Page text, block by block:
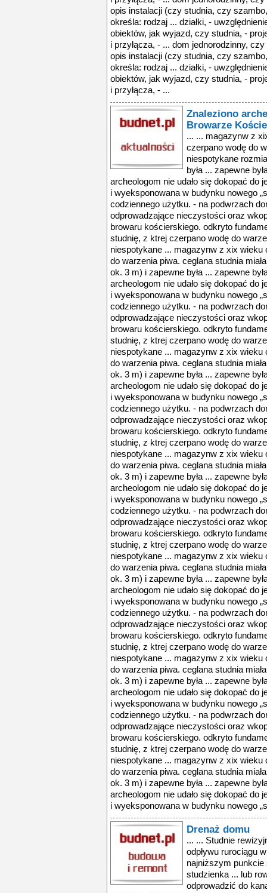
opis instalacji (czy studnia, czy
określa: rodzaj ... działki, -
obiektów, jak wyjazd, czy studnia, -
i przyłącza, - ... dom jednorodzinny,
opis instalacji (czy studnia, czy
określa: rodzaj ... działki, -
obiektów, jak wyjazd, czy studnia, -
i przyłącza, - ...
Znaleziono
Browarze
... ... magazynw z
czerpano wodę do
niespotykane
była ... zapewne
archeologom nie udało się dokopać do
i wyeksponowana w budynku nowego
codziennego użytku. - na podwrzach
odprowadzające nieczystości oraz
browaru kościerskiego. odkryto
studnię, z ktrej czerpano wodę do
niespotykane ... magazynw z xix
do warzenia piwa. ceglana studnia
ok. 3 m) i zapewne była ... zapewne
archeologom nie udało się dokopać do
i wyeksponowana w budynku nowego
codziennego użytku. - na podwrzach
odprowadzające nieczystości oraz
browaru kościerskiego. odkryto
studnię, z ktrej czerpano wodę do
niespotykane ... magazynw z xix
do warzenia piwa. ceglana studnia
ok. 3 m) i zapewne była ... zapewne
archeologom nie udało się dokopać do
i wyeksponowana w budynku nowego
codziennego użytku. - na podwrzach
odprowadzające nieczystości oraz
browaru kościerskiego. odkryto
studnię, z ktrej czerpano wodę do
niespotykane ... magazynw z xix
do warzenia piwa. ceglana studnia
ok. 3 m) i zapewne była ... zapewne
archeologom nie udało się dokopać do
i wyeksponowana w budynku nowego
codziennego użytku. - na podwrzach
odprowadzające nieczystości oraz
browaru kościerskiego. odkryto
studnię, z ktrej czerpano wodę do
niespotykane ... magazynw z xix
do warzenia piwa. ceglana studnia
ok. 3 m) i zapewne była ... zapewne
archeologom nie udało się dokopać do
i wyeksponowana w budynku nowego
codziennego użytku. - na podwrzach
odprowadzające nieczystości oraz
browaru kościerskiego. odkryto
studnię, z ktrej czerpano wodę do
niespotykane ... magazynw z xix
do warzenia piwa. ceglana studnia
ok. 3 m) i zapewne była ... zapewne
archeologom nie udało się dokopać do
i wyeksponowana w budynku nowego
codziennego użytku. - na podwrzach
odprowadzające nieczystości oraz
browaru kościerskiego. odkryto
studnię, z ktrej czerpano wodę do
niespotykane ... magazynw z xix
do warzenia piwa. ceglana studnia
ok. 3 m) i zapewne była ... zapewne
archeologom nie udało się dokopać do
i wyeksponowana w budynku nowego
Drenaż domu
... ... Studnie
odpływu rurociągu
najniższym
studzienka ... lub
odprowadzić do